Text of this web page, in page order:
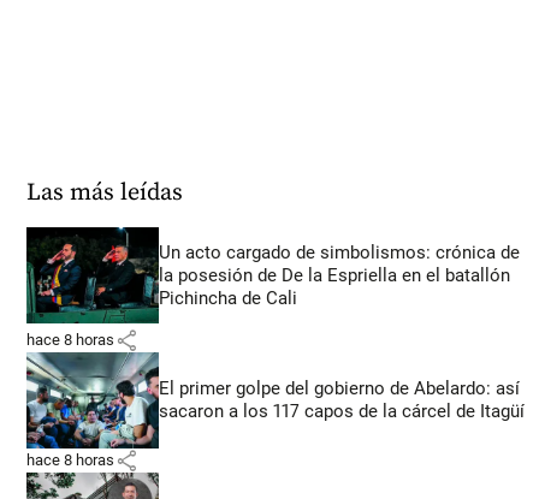
Las más leídas
Un acto cargado de simbolismos: crónica de
la posesión de De la Espriella en el batallón
Pichincha de Cali
hace 8 horas share
El primer golpe del gobierno de Abelardo: así
sacaron a los 117 capos de la cárcel de Itagüí
hace 8 horas share